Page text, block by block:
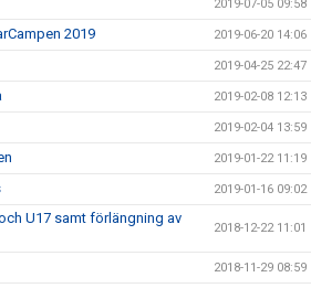
2019-07-05 09:58
2019 2019-06-20 14:06
2019-04-25 22:47
2019-02-08 12:13
2019-02-04 13:59
2019-01-22 11:19
2019-01-16 09:02
U17 samt förlängning av
2018-12-22 11:01
2018-11-29 08:59